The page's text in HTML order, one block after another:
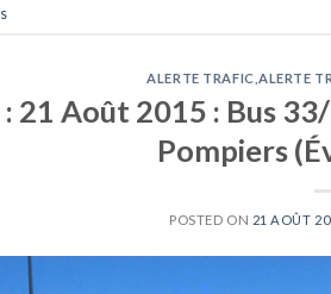
ALERTE TRAFIC ,ALERTE
: 21 Août 2015 : Bus
Pompiers
POSTED ON 21 AOÛT